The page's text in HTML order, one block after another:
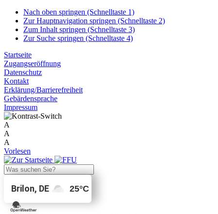
Nach oben springen (Schnelltaste 1)
Zur Hauptnavigation springen (Schnelltaste 2)
Zum Inhalt springen (Schnelltaste 3)
Zur Suche springen (Schnelltaste 4)
Startseite
Zugangseröffnung
Datenschutz
Kontakt
Erklärung/Barrierefreiheit
Gebärdensprache
Impressum
A
A
A
Vorlesen
Brilon, DE 25°C